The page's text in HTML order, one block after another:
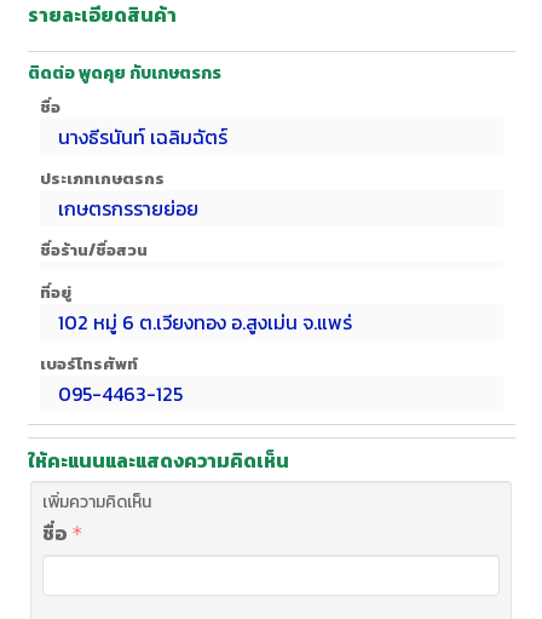
รายละเอียดสินค้า
ติดต่อ พูดคุย กับเกษตรกร
ชื่อ
นางธีรนันท์ เฉลิมฉัตร์
ประเภทเกษตรกร
เกษตรกรรายย่อย
ชื่อร้าน/ชื่อสวน
ที่อยู่
102 หมู่ 6 ต.เวียงทอง อ.สูงเม่น จ.แพร่
เบอร์โทรศัพท์
095-4463-125
ให้คะแนนและแสดงความคิดเห็น
เพิ่มความคิดเห็น
ชื่อ